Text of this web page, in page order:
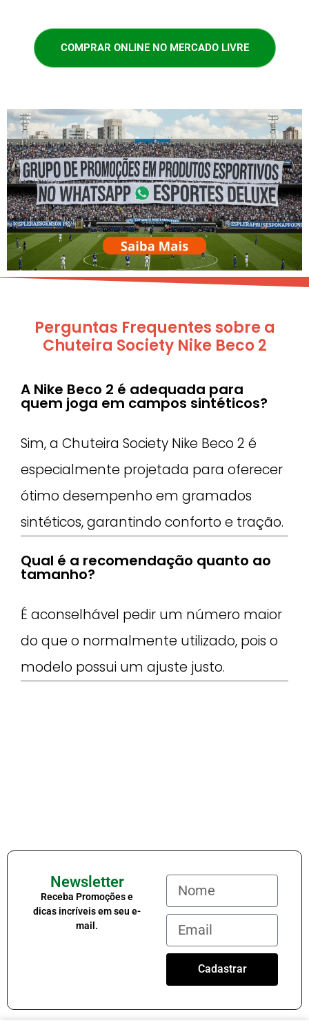
COMPRAR ONLINE NO MERCADO LIVRE
Perguntas Frequentes sobre a
Chuteira Society Nike Beco 2
A Nike Beco 2 é adequada para
quem joga em campos sintéticos?
Sim, a Chuteira Society Nike Beco 2 é
especialmente projetada para oferecer
ótimo desempenho em gramados
sintéticos, garantindo conforto e tração.
Qual é a recomendação quanto ao
tamanho?
É aconselhável pedir um número maior
do que o normalmente utilizado, pois o
modelo possui um ajuste justo.
Newsletter
Receba Promoções e
dicas incríveis em seu e-
mail.
Cadastrar